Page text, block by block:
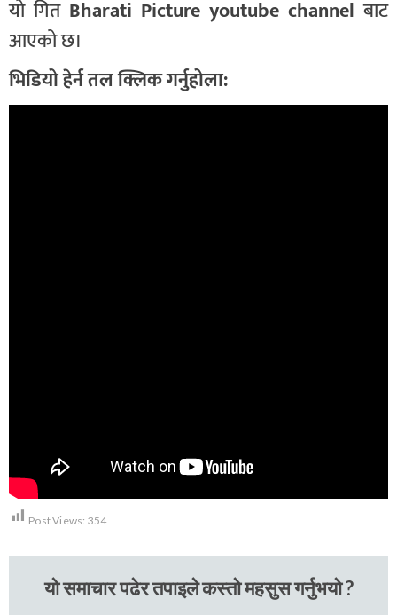
यो गित Bharati Picture youtube channel बाट
आएको छ।
भिडियो हेर्न तल क्लिक गर्नुहोला:
Post Views: 354
यो समाचार पढेर तपाइले कस्तो महसुस गर्नुभयो ?